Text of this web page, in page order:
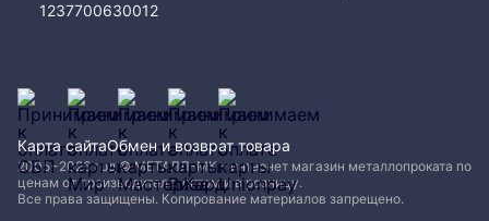
1237700630012
2005−2026 год © МЕТАЛЛ-МК - интернет магазин металлопроката по
ценам от производителя, оптом и в розницу.
Все права защищены. Копирование материалов запрещено.
Карта сайтаОбмен и возврат товара